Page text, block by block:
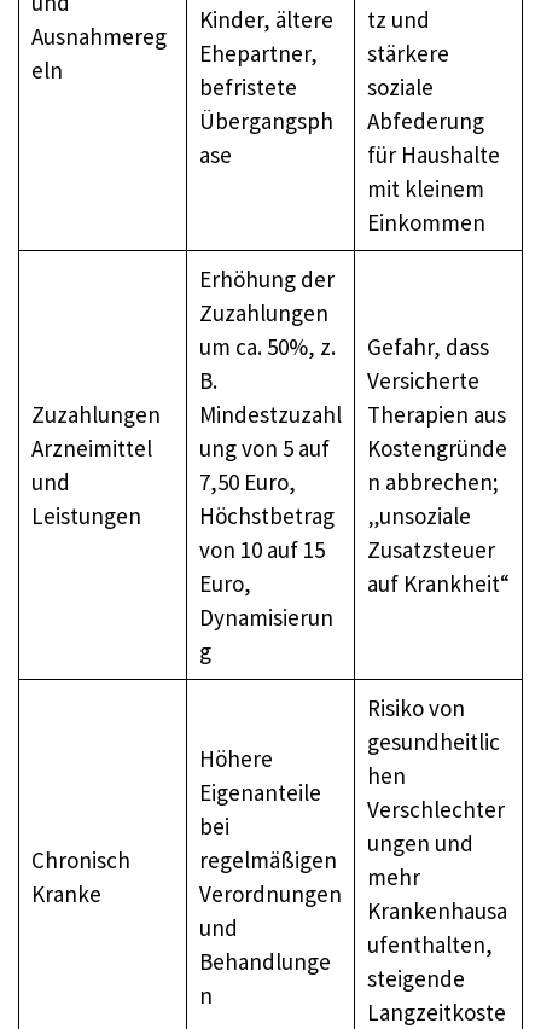
Ausnahmereg
eln
Kinder, ältere
Ehepartner,
befristete
Übergangsph
ase
tz und
stärkere
soziale
Abfederung
für Haushalte
mit kleinem
Einkommen
Zuzahlungen
Arzneimittel
und
Leistungen
Erhöhung der
Zuzahlungen
um ca. 50%, z.
B.
Mindestzuzahl
ung von 5 auf
7,50 Euro,
Höchstbetrag
von 10 auf 15
Euro,
Dynamisierun
g
Gefahr, dass
Versicherte
Therapien aus
Kostengründe
n abbrechen;
„unsoziale
Zusatzsteuer
auf Krankheit“
Chronisch
Kranke
Höhere
Eigenanteile
bei
regelmäßigen
Verordnungen
und
Behandlunge
n
Risiko von
gesundheitlic
hen
Verschlechter
ungen und
mehr
Krankenhausa
ufenthalten,
steigende
Langzeitkoste